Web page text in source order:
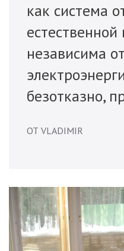
как система
независима от
безотказно,
ОТ VLADIMIR